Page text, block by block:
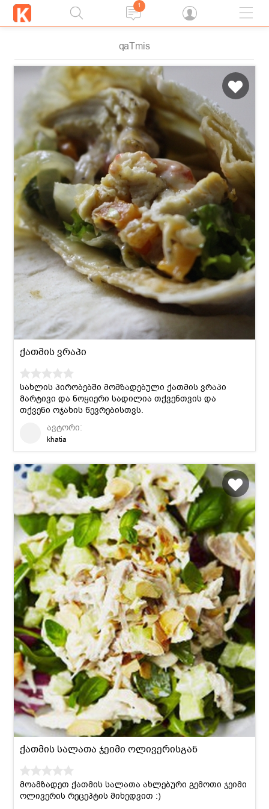
1
qaTmis
ქათმის ვრაპი
სახლის პირობებში მომზადებული ქათმის ვრაპი
მარტივი და ნოყიერი სადილია თქვენთვის და
თქვენი ოჯახის წევრებისთვს.
ავტორი:
khatia
ქათმის სალათა ჯეიმი ოლივერისგან
მოამზადეთ ქათმის სალათა ახლებური გემოთი ჯეიმი
ოლივერის რეცეპტის მიხედვით :)